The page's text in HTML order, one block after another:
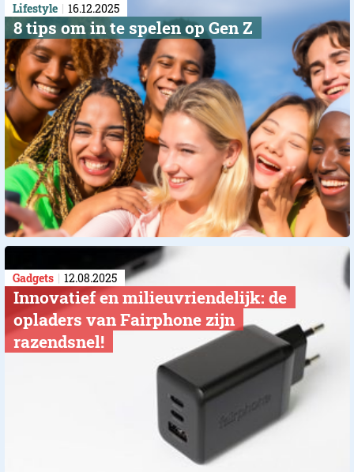
Lifestyle 16.12.2025
8 tips om in te spelen op Gen Z
Gadgets 12.08.2025
Innovatief en milieuvriendelijk: de
opladers van Fairphone zijn
razendsnel!